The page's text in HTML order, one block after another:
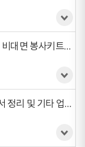
업사이클링 텀블러 가방 만들기(소파 텀블러백 비대면 봉사키트)(모집중)
(26년 7~9월/주말 오전) 장충동작은도서관 도서 정리 및 기타 업무보조 자원봉사 활동 (모집중)(모집중)